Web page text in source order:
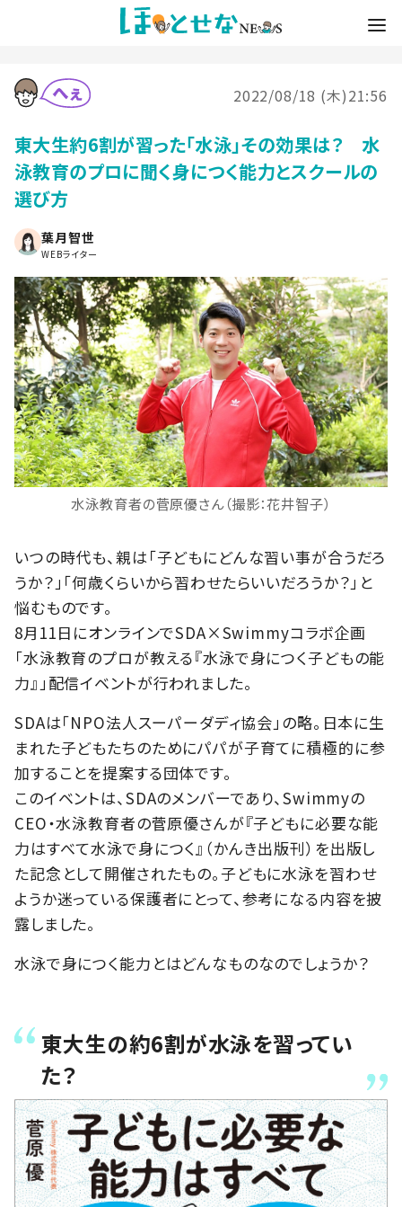
2022/08/18 (木)21:56
東大生約6割が習った「水泳」その効果は？ 水
泳教育のプロに聞く身につく能力とスクールの
選び方
葉月智世
WEBライター
水泳教育者の菅原優さん（撮影：花井智子）
いつの時代も、親は「子どもにどんな習い事が合うだろ
うか？」「何歳くらいから習わせたらいいだろうか？」と
悩むものです。
8月11日にオンラインでSDA×Swimmyコラボ企画
「水泳教育のプロが教える『水泳で身につく子どもの能
力』」配信イベントが行われました。
SDAは「NPO法人スーパーダディ協会」の略。日本に生
まれた子どもたちのためにパパが子育てに積極的に参
加することを提案する団体です。
このイベントは、SDAのメンバーであり、Swimmyの
CEO・水泳教育者の菅原優さんが『子どもに必要な能
力はすべて水泳で身につく』（かんき出版刊）を出版し
た記念として開催されたもの。子どもに水泳を習わせ
ようか迷っている保護者にとって、参考になる内容を披
露しました。
水泳で身につく能力とはどんなものなのでしょうか？
東大生の約6割が水泳を習ってい
た？